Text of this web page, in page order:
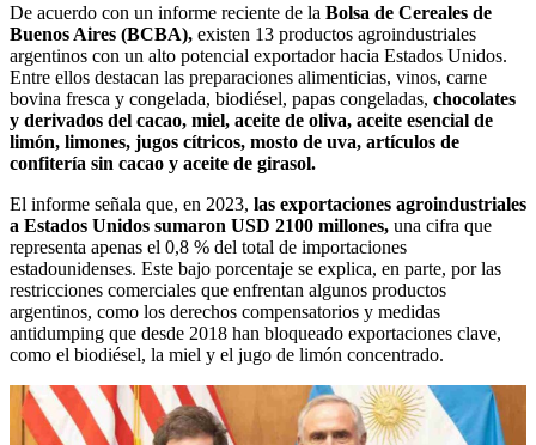
De acuerdo con un informe reciente de la Bolsa de Cereales de
Buenos Aires (BCBA), existen 13 productos agroindustriales
argentinos con un alto potencial exportador hacia Estados Unidos.
Entre ellos destacan las preparaciones alimenticias, vinos, carne
bovina fresca y congelada, biodiésel, papas congeladas, chocolates
y derivados del cacao, miel, aceite de oliva, aceite esencial de
limón, limones, jugos cítricos, mosto de uva, artículos de
confitería sin cacao y aceite de girasol.
El informe señala que, en 2023, las exportaciones agroindustriales
a Estados Unidos sumaron USD 2100 millones, una cifra que
representa apenas el 0,8 % del total de importaciones
estadounidenses. Este bajo porcentaje se explica, en parte, por las
restricciones comerciales que enfrentan algunos productos
argentinos, como los derechos compensatorios y medidas
antidumping que desde 2018 han bloqueado exportaciones clave,
como el biodiésel, la miel y el jugo de limón concentrado.